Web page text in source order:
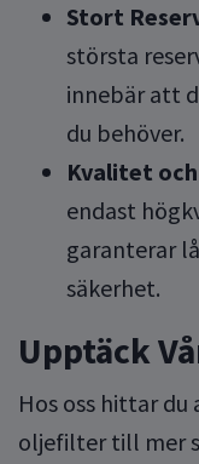
Stort
största
innebär att
du behöver.
Kvalitet
endast
garanterar
säkerhet.
Upptäck
Hos oss hittar
oljefilter till mer